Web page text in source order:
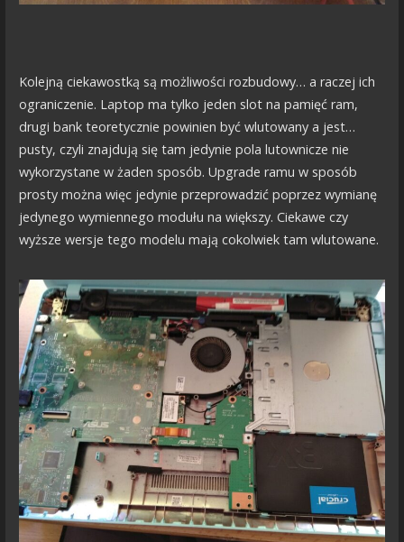
Kolejną ciekawostką są możliwości rozbudowy… a raczej ich
ograniczenie. Laptop ma tylko jeden slot na pamięć ram,
drugi bank teoretycznie powinien być wlutowany a jest…
pusty, czyli znajdują się tam jedynie pola lutownicze nie
wykorzystane w żaden sposób. Upgrade ramu w sposób
prosty można więc jedynie przeprowadzić poprzez wymianę
jedynego wymiennego modułu na większy. Ciekawe czy
wyższe wersje tego modelu mają cokolwiek tam wlutowane.